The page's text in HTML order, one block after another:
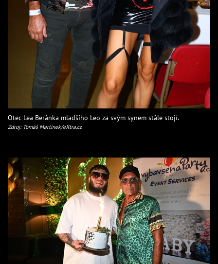
Otec Lea Beránka mladšího Leo za svým synem stále stojí.
Zdroj: Tomáš Martínek/eXtra.cz